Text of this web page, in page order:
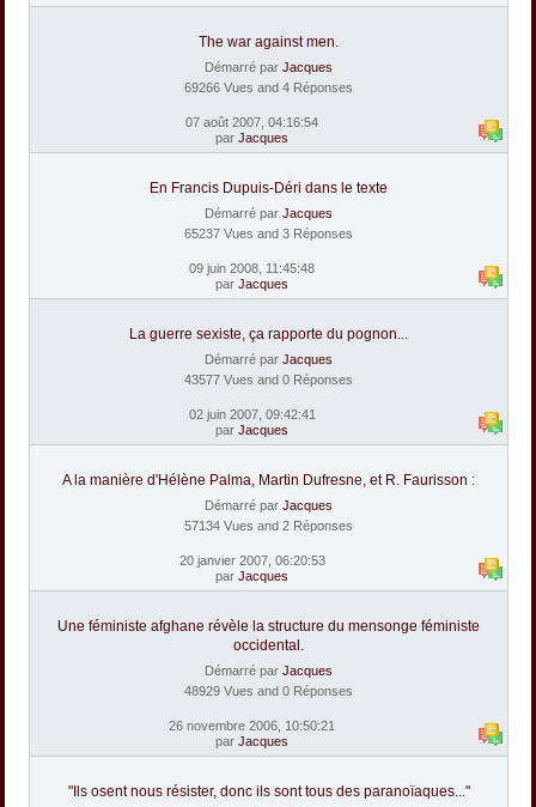
The war against men.
Démarré par Jacques
69266 Vues and 4 Réponses
07 août 2007, 04:16:54
par Jacques
En Francis Dupuis-Déri dans le texte
Démarré par Jacques
65237 Vues and 3 Réponses
09 juin 2008, 11:45:48
par Jacques
La guerre sexiste, ça rapporte du pognon...
Démarré par Jacques
43577 Vues and 0 Réponses
02 juin 2007, 09:42:41
par Jacques
A la manière d'Hélène Palma, Martin Dufresne, et R. Faurisson :
Démarré par Jacques
57134 Vues and 2 Réponses
20 janvier 2007, 06:20:53
par Jacques
Une féministe afghane révèle la structure du mensonge féministe
occidental.
Démarré par Jacques
48929 Vues and 0 Réponses
26 novembre 2006, 10:50:21
par Jacques
"Ils osent nous résister, donc ils sont tous des paranoïaques..."